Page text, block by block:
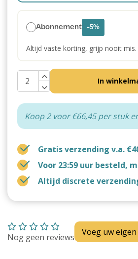
Abonnement -5%
Altijd vaste korting, grijp nooit mis.
In
Koop 2 voor €66,45 per stuk
Gratis verzending v.a.
Voor 23:59 uur besteld,
Altijd discrete
Nog geen reviews Voeg uw